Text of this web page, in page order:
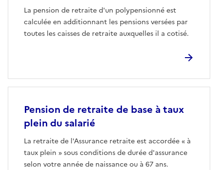
La pension de retraite d'un polypensionné est
calculée en additionnant les pensions versées par
toutes les caisses de retraite auxquelles il a cotisé.
Pension de retraite de base à taux
plein du salarié
La retraite de l'Assurance retraite est accordée « à
taux plein » sous conditions de durée d'assurance
selon votre année de naissance ou à 67 ans.